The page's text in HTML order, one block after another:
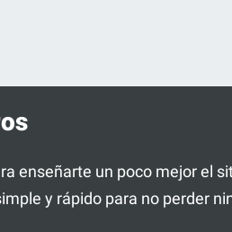
enseñarte un poco mejor el
y rápido para no perder